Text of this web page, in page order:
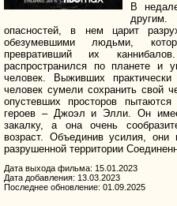
В
опасностей, в нем царит
обезумевшими людьми,
превративший их
распространился по планете и
человек. Выживших
человек сумели сохранить свой
опустевших просторов
героев – Джоэл и Элли. Он
закалку, а она очень
возраст. Объединив усилия,
разрушенной территории
Дата выхода фильма: 15.01.2023
Дата добавления: 13.03.2023
Последнее обновление: 01.09.2025